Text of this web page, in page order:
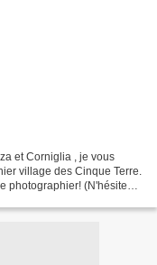
et Corniglia , je vous
village des Cinque Terre.
photographier! (N'hésitez